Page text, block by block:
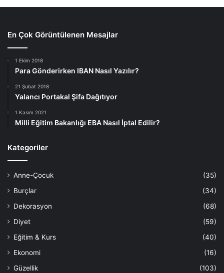
En Çok Görüntülenen Mesajlar
1 Ekim 2018
Para Gönderirken IBAN Nasıl Yazılır?
21 Şubat 2018
Yalancı Portakal Şifa Dağıtıyor
1 Kasım 2021
Milli Eğitim Bakanlığı EBA Nasıl İptal Edilir?
Kategoriler
Anne-Çocuk
(35)
Burçlar
(34)
Dekorasyon
(68)
Diyet
(59)
Eğitim & Kurs
(40)
Ekonomi
(16)
Güzellik
(103)